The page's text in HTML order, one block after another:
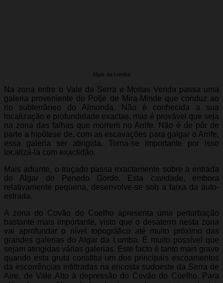
Algar da Lomba
Na zona entre o Vale da Serra e Moitas Venda passa uma
galeria proveniente do Polje de Mira-Minde que conduz ao
rio subterrâneo do Almonda. Não é conhecida a sua
localização e profundidade exactas, mas é provável que seja
na zona das falhas que morrem no Arrife. Não é de pôr de
parte a hipótese de, com as escavações para galgar o Arrife,
essa galeria ser atingida. Torna-se importante por isso
localizá-la com exactidão.
Mais adiante, o traçado passa exactamente sobre a entrada
do Algar do Penedo Gordo. Esta cavidade, embora
relativamente pequena, desenvolve-se sob a faixa da auto-
estrada.
A zona do Covão do Coelho apresenta uma perturbação
bastante mais importante, visto que o desaterro nesta zona
vai aprofundar o nível topográfico até muito próximo das
grandes galerias do Algar da Lomba. É muito possível que
sejam atingidas várias galerias. Este facto é tanto mais grave
quando esta gruta constitui um dos principais escoamentos
da escorrências infiltradas na encosta sudoeste da Serra de
Aire, de Vale Alto à depressão do Covão do Coelho. Para